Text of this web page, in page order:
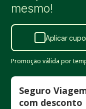
mesmo!
Aplicar
Promoção válida por
Seguro
com desconto